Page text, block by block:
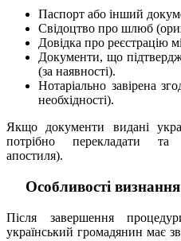
Паспорт або інший
Свідоцтво про шлюб
Довідка про реєстрацію
Документи, що
(за наявності).
Нотаріально завірена
необхідності).
Якщо документи видані
потрібно перекладати та
апостиля).
Особливості
Після завершення
український громадянин має